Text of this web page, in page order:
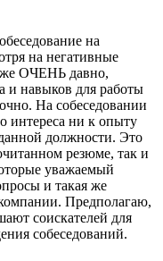
на
на негативные
ОЧЕНЬ давно,
и навыков для работы
На собеседовании
интереса ни к опыту
должности. Это
резюме, так и
уважаемый
и такая же
Предполагаю,
соискателей для
собеседований.